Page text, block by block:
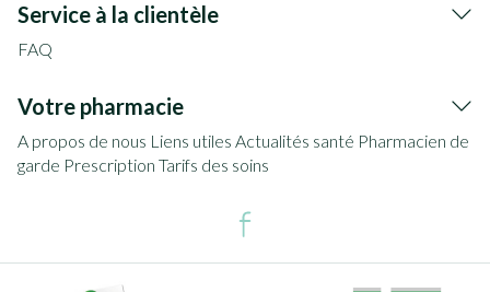
Service à la clientèle
FAQ
Votre pharmacie
A propos de nous Liens utiles Actualités santé Pharmacien de
garde Prescription Tarifs des soins